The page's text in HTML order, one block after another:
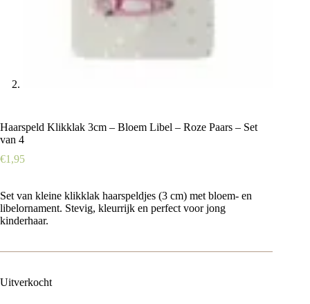
Haarspeld Klikklak 3cm – Bloem Libel – Roze Paars – Set
van 4
€1,95
Set van kleine klikklak haarspeldjes (3 cm) met bloem- en
libelornament. Stevig, kleurrijk en perfect voor jong
kinderhaar.
Uitverkocht